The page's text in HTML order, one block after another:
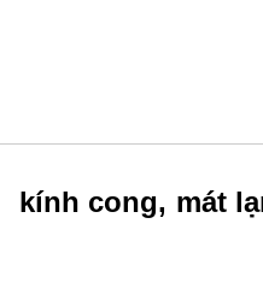
kính cong, mát